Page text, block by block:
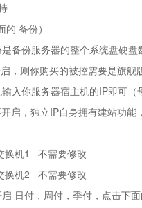
备份）
备份服务器的整个系统盘硬
，则你购买的被控需要是旗
入你服务器宿主机的IP即可（
启，独立IP自身拥有建站功
换机1 不需要修改
换机2 不需要修改
日付，周付，季付，点击下